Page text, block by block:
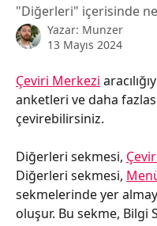
"Diğerleri" içerisinde
Yazar: Munzer
13 Mayıs 2024
Çeviri Merkezi
anketleri ve daha
çevirebilirsiniz.
Diğerleri sekmesi,
Diğerleri sekmesi,
sekmelerinde yer
oluşur. Bu sekme, Bilgi